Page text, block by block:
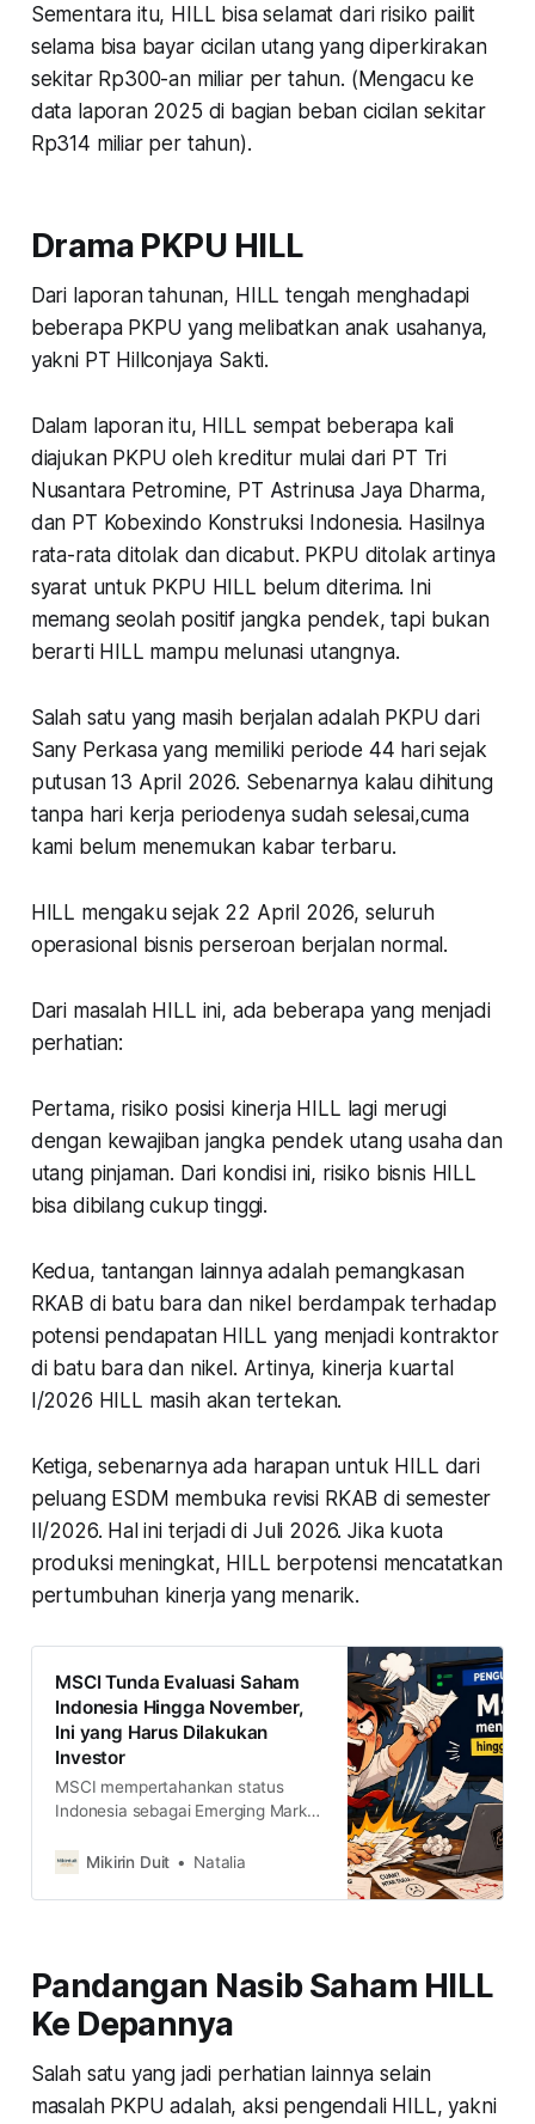
Sementara itu, HILL bisa selamat dari risiko pailit
selama bisa bayar cicilan utang yang diperkirakan
sekitar Rp300-an miliar per tahun. (Mengacu ke
data laporan 2025 di bagian beban cicilan sekitar
Rp314 miliar per tahun).
Drama PKPU HILL
Dari laporan tahunan, HILL tengah menghadapi
beberapa PKPU yang melibatkan anak usahanya,
yakni PT Hillconjaya Sakti.
Dalam laporan itu, HILL sempat beberapa kali
diajukan PKPU oleh kreditur mulai dari PT Tri
Nusantara Petromine, PT Astrinusa Jaya Dharma,
dan PT Kobexindo Konstruksi Indonesia. Hasilnya
rata-rata ditolak dan dicabut. PKPU ditolak artinya
syarat untuk PKPU HILL belum diterima. Ini
memang seolah positif jangka pendek, tapi bukan
berarti HILL mampu melunasi utangnya.
Salah satu yang masih berjalan adalah PKPU dari
Sany Perkasa yang memiliki periode 44 hari sejak
putusan 13 April 2026. Sebenarnya kalau dihitung
tanpa hari kerja periodenya sudah selesai,cuma
kami belum menemukan kabar terbaru.
HILL mengaku sejak 22 April 2026, seluruh
operasional bisnis perseroan berjalan normal.
Dari masalah HILL ini, ada beberapa yang menjadi
perhatian:
Pertama, risiko posisi kinerja HILL lagi merugi
dengan kewajiban jangka pendek utang usaha dan
utang pinjaman. Dari kondisi ini, risiko bisnis HILL
bisa dibilang cukup tinggi.
Kedua, tantangan lainnya adalah pemangkasan
RKAB di batu bara dan nikel berdampak terhadap
potensi pendapatan HILL yang menjadi kontraktor
di batu bara dan nikel. Artinya, kinerja kuartal
I/2026 HILL masih akan tertekan.
Ketiga, sebenarnya ada harapan untuk HILL dari
peluang ESDM membuka revisi RKAB di semester
II/2026. Hal ini terjadi di Juli 2026. Jika kuota
produksi meningkat, HILL berpotensi mencatatkan
pertumbuhan kinerja yang menarik.
MSCI Tunda Evaluasi Saham
Indonesia Hingga November,
Ini yang Harus Dilakukan
Investor
MSCI mempertahankan status
Indonesia sebagai Emerging Market
monitoring sampai November 2026.
harus diambil saat ini?
Mikirin Duit Natalia
Pandangan Nasib Saham HILL
Ke Depannya
Salah satu yang jadi perhatian lainnya selain
masalah PKPU adalah, aksi pengendali HILL, yakni